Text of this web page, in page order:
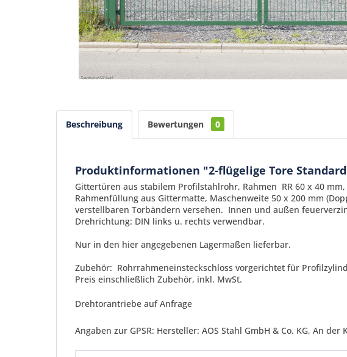
Beschreibung Bewertungen 0
Produktinformationen "2-flügelige Tore Standard
Gittertüren aus stabilem Profilstahlrohr, Rahmen RR 60 x 40
Rahmenfüllung aus Gittermatte, Maschenweite 50 x 200 mm
verstellbaren Torbändern versehen. Innen und außen
Drehrichtung: DIN links u. rechts verwendbar.
Nur in den hier angegebenen Lagermaßen lieferbar.
Zubehör: Rohrrahmeneinsteckschloss vorgerichtet für
Preis einschließlich Zubehör, inkl. MwSt.
Drehtorantriebe auf Anfrage
Angaben zur GPSR: Hersteller: AOS Stahl GmbH & Co. KG, An